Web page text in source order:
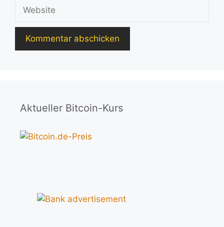
Aktueller Bitcoin-Kurs